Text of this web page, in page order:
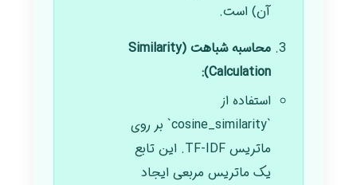
آن) است.
محاسبه شباهت (Similarity
Calculation):
استفاده از
`cosine_similarity` بر روی
ماتریس TF-IDF. این تابع
یک ماتریس مربعی ایجاد